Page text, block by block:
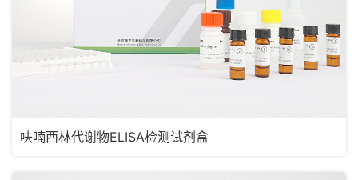
呋喃西林代谢物ELISA检测试剂盒